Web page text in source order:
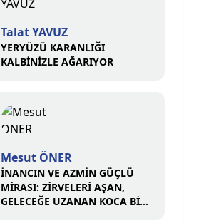
Talat YAVUZ
YERYÜZÜ KARANLIĞI
KALBİNİZLE AĞARIYOR
Mesut ÖNER
İNANCIN VE AZMİN GÜÇLÜ
MİRASI: ZİRVELERİ AŞAN,
GELECEĞE UZANAN KOCA BİR